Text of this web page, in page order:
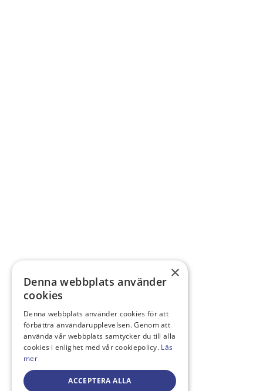
×
Denna webbplats använder
cookies
Denna webbplats använder cookies för att
förbättra användarupplevelsen. Genom att
använda vår webbplats samtycker du till alla
cookies i enlighet med vår cookiepolicy. Läs
mer
ACCEPTERA ALLA